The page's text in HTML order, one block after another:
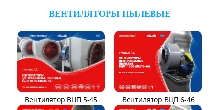
ВЕНТИЛЯТОРЫ ПЫЛЕВЫЕ
Вентилятор ВЦП 5-45 Вентилятор ВЦП 6-46